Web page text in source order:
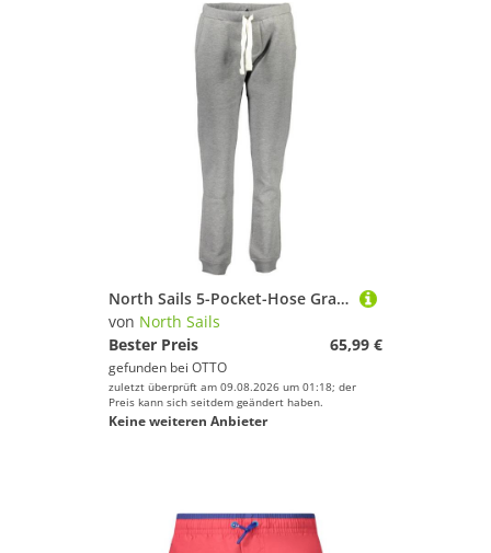
North Sails 5-Pocket-Hose Graue Damen Sporthose mit Kordelzug und Taschen - Perfekt für Sie
von North Sails
Bester Preis
65,99 €
gefunden bei OTTO
zuletzt überprüft am 09.08.2026 um 01:18; der
Preis kann sich seitdem geändert haben.
Keine weiteren Anbieter